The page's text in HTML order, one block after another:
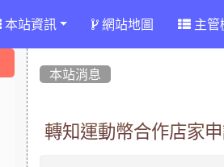
本站資訊 網站地圖 主管
本站消息
轉知運動幣合作店家